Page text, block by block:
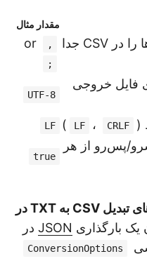
مقدار مثال
کاراکتری که فیلدها را در CSV جدا
فایل خروجی
UTF-8
LF CRLF
LF
پس‌رو از هر
true
پارامترهای تبدیل CSV به TXT در
بارگذاریJSONدر
ConversionOptions